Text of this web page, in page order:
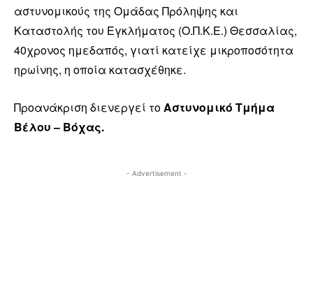
αστυνομικούς της Ομάδας Πρόληψης και
Καταστολής του Εγκλήματος (Ο.Π.Κ.Ε.) Θεσσαλίας,
40χρονος ημεδαπός, γιατί κατείχε μικροποσότητα
ηρωίνης, η οποία κατασχέθηκε.
Προανάκριση διενεργεί τοΑστυνομικό Τμήμα
Βέλου – Βόχας.
- Advertisement -